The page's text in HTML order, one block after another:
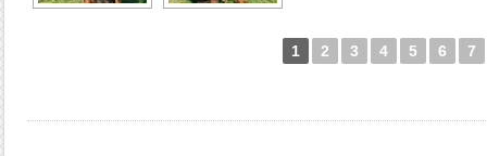
1 2 3 4 5 6 7